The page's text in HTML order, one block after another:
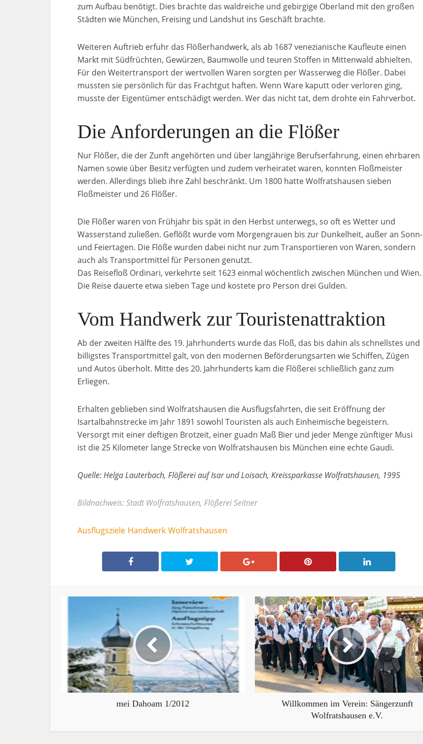
zum Aufbau benötigt. Dies brachte das waldreiche und gebirgige Oberland mit den großen
Städten wie München, Freising und Landshut ins Geschäft brachte.
Weiteren Auftrieb erfuhr das Flößerhandwerk, als ab 1687 venezianische Kaufleute einen
Markt mit Südfrüchten, Gewürzen, Baumwolle und teuren Stoffen in Mittenwald abhielten.
Für den Weitertransport der wertvollen Waren sorgten per Wasserweg die Flößer. Dabei
mussten sie persönlich für das Frachtgut haften. Wenn Ware kaputt oder verloren ging,
musste der Eigentümer entschädigt werden. Wer das nicht tat, dem drohte ein Fahrverbot.
Die Anforderungen an die Flößer
Nur Flößer, die der Zunft angehörten und über langjährige Berufserfahrung, einen ehrbaren
Namen sowie über Besitz verfügten und zudem verheiratet waren, konnten Floßmeister
werden. Allerdings blieb ihre Zahl beschränkt. Um 1800 hatte Wolfratshausen sieben
Floßmeister und 26 Flößer.
Die Flößer waren von Frühjahr bis spät in den Herbst unterwegs, so oft es Wetter und
Wasserstand zuließen. Geflößt wurde vom Morgengrauen bis zur Dunkelheit, außer an Sonn-
und Feiertagen. Die Flöße wurden dabei nicht nur zum Transportieren von Waren, sondern
auch als Transportmittel für Personen genutzt.
Das Reisefloß Ordinari, verkehrte seit 1623 einmal wöchentlich zwischen München und Wien.
Die Reise dauerte etwa sieben Tage und kostete pro Person drei Gulden.
Vom Handwerk zur Touristenattraktion
Ab der zweiten Hälfte des 19. Jahrhunderts wurde das Floß, das bis dahin als schnellstes und
billigstes Transportmittel galt, von den modernen Beförderungsarten wie Schiffen, Zügen
und Autos überholt. Mitte des 20. Jahrhunderts kam die Flößerei schließlich ganz zum
Erliegen.
Erhalten geblieben sind Wolfratshausen die Ausflugsfahrten, die seit Eröffnung der
Isartalbahnstrecke im Jahr 1891 sowohl Touristen als auch Einheimische begeistern.
Versorgt mit einer deftigen Brotzeit, einer guadn Maß Bier und jeder Menge zünftiger Musi
ist die 25 Kilometer lange Strecke von Wolfratshausen bis München eine echte Gaudi.
Quelle: Helga Lauterbach, Flößerei auf Isar und Loisach, Kreissparkasse Wolfratshausen, 1995
Bildnachweis: Stadt Wolfratshausen, Flößerei Seitner
Ausflugsziele Handwerk Wolfratshausen
mei Dahoam 1/2012
Willkommen im Verein: Sängerzunft
Wolfratshausen e.V.